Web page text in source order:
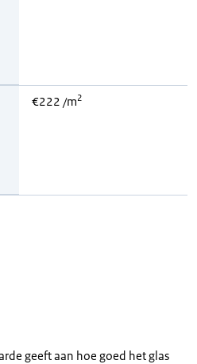
€222 /m2
geeft aan hoe goed het glas